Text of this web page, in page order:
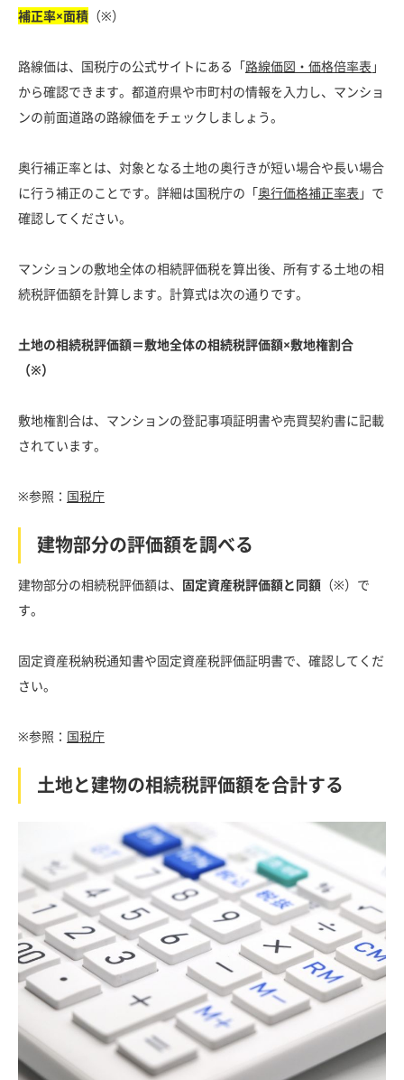
補正率×面積 （※）
路線価は、国税庁の公式サイトにある「路線価図・価格倍率表 」
から確認できます。都道府県や市町村の情報を入力し、マンショ
ンの前面道路の路線価をチェックしましょう。
奥行補正率とは、対象となる土地の奥行きが短い場合や長い場合
に行う補正のことです。詳細は国税庁の「奥行価格補正率表 」で
確認してください。
マンションの敷地全体の相続評価税を算出後、所有する土地の相
続税評価額を計算します。計算式は次の通りです。
土地の相続税評価額＝敷地全体の相続税評価額×敷地権割合
（※）
敷地権割合は、マンションの登記事項証明書や売買契約書に記載
されています。
※参照： 国税庁
建物部分の評価額を調べる
建物部分の相続税評価額は、 固定資産税評価額と同額 （※）で
す。
固定資産税納税通知書や固定資産税評価証明書で、確認してくだ
さい。
※参照： 国税庁
土地と建物の相続税評価額を合計する